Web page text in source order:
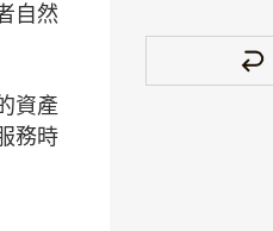
自然
資產
務時